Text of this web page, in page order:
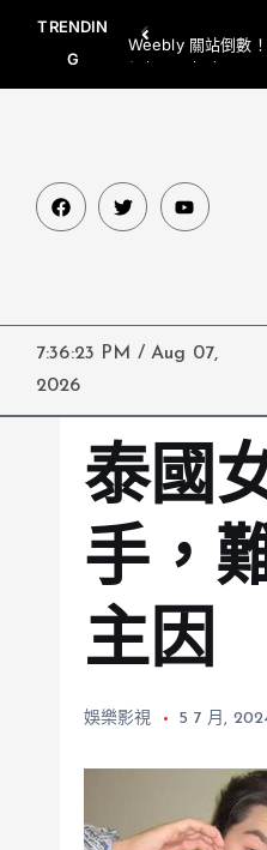
TRENDIN
G
Weebly 關站倒數
網都要一起處理
7:36:24 PM / Aug 07,
2026
泰國
手，
主因
娛樂影視 5 7 月,